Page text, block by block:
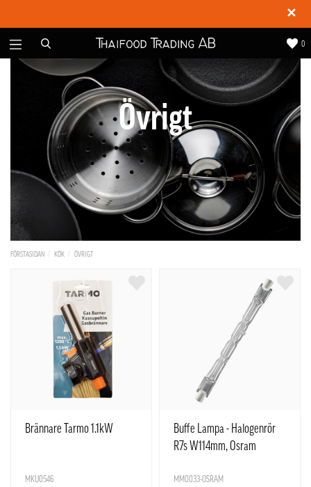
✕
0
Övrigt
FÖRSTASIDAN KÖK ÖVRIGT
Brännare Tarmo 1.1kW
MKU0546
Buffe Lampa - Halogenrör
R7s W114mm, Osram
MM0033-OSRAM